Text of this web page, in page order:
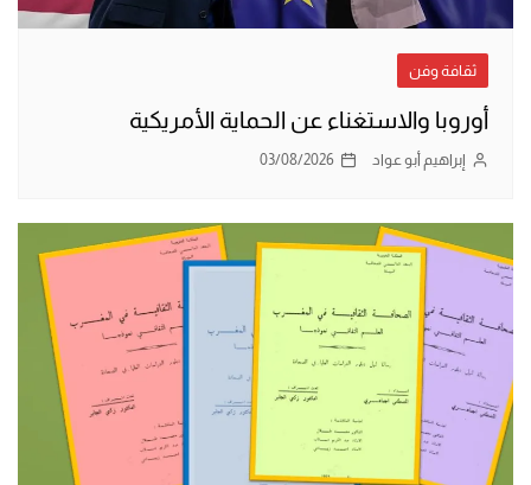
ثقافة وفن
أوروبا والاستغناء عن الحماية الأمريكية
إبراهيم أبو عواد 03/08/2026